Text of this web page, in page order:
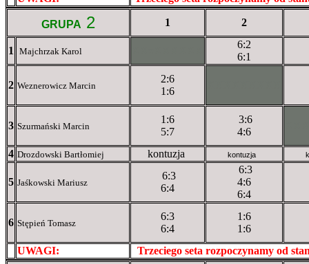
GRUPA 2 1 2
1 Majchrzak Karol
6:2
6:1
2 Weznerowicz Marcin
2:6
1:6
3 Szurmański Marcin
1:6
5:7
3:6
4:6
4 Drozdowski Bartłomiej kontuzja kontuzja
5 Jaśkowski Mariusz
6:3
6:4
6:3
4:6
6:4
6 Stępień Tomasz
6:3
6:4
1:6
1:6
UWAGI:
Trzeciego seta rozpoczynamy od